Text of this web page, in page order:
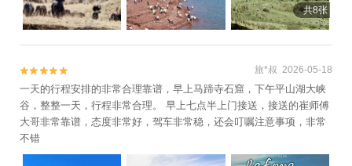
共8张

 旅*叔 2026-05-18
一天的行程安排的非常合理靠谱，早上马蹄寺石窟，下午平山湖大峡
谷，整整一天，行程非常合理。 早上七点半上门接送，接送的崔师傅
大哥非常靠谱，态度非常好，驾车非常稳，还会叮嘱注意事项，非常
不错